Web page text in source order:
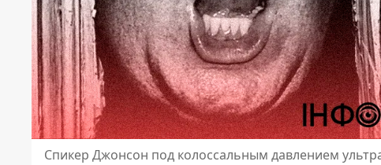
Спикер Джонсон под колоссальным давлением